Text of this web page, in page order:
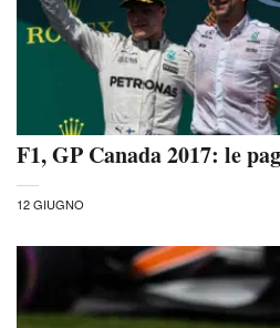
F1, GP Canada 2017: le
12 GIUGNO